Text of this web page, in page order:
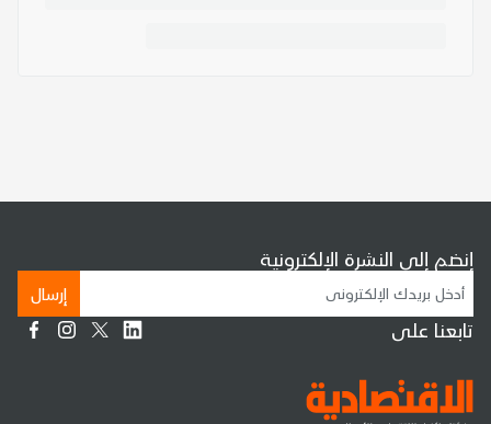
إنضم إلى النشرة الإلكترونية
إرسال
تابعنا على